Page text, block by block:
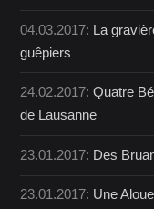
04.03.2017: La
guêpiers
24.02.2017:Quatre
de Lausanne
23.01.2017: Des
23.01.2017: Une